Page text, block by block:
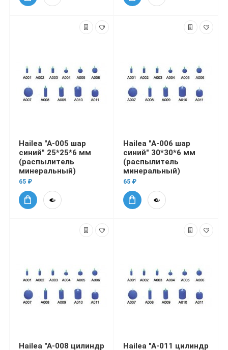
Hailea "A-005 шар
синий" 25*25*6 мм
(распылитель
минеральный)
65 ₽
Hailea "A-006 шар
синий" 30*30*6 мм
(распылитель
минеральный)
65 ₽
Hailea "A-008 цилиндр Hailea "A-011 цилиндр